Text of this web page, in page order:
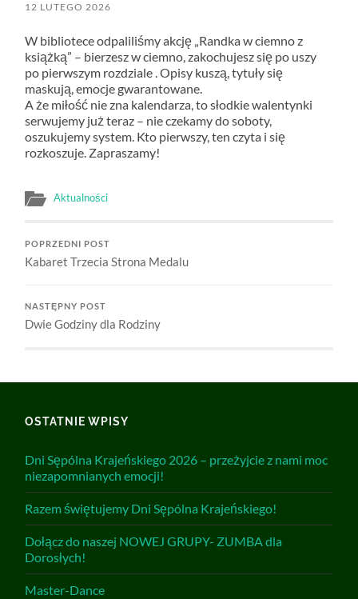
12 LUTEGO 2026
W bibliotece odpaliliśmy akcję „Randka w ciemno z
książką” – bierzesz w ciemno, zakochujesz się po uszy
po pierwszym rozdziale . Opisy kuszą, tytuły się
maskują, emocje gwarantowane.
A że miłość nie zna kalendarza, to słodkie walentynki
serwujemy już teraz – nie czekamy do soboty,
oszukujemy system. Kto pierwszy, ten czyta i się
rozkoszuje. Zapraszamy!
Aktualności
POPRZEDNI POST
Kabaret Trzecia Strona Medalu
NASTĘPNY POST
Dwie Godziny dla Rodziny
OSTATNIE WPISY
Dni Sępólna Krajeńskiego 2026 – przeżyjcie z nami moc
niezapomnianych emocji!
Razem świętujemy Dni Sępólna Krajeńskiego!
Dołącz do naszej NOWEJ GRUPY- ZUMBA dla
Dorosłych!
Master-Dance